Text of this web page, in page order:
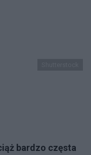
bardzo częsta